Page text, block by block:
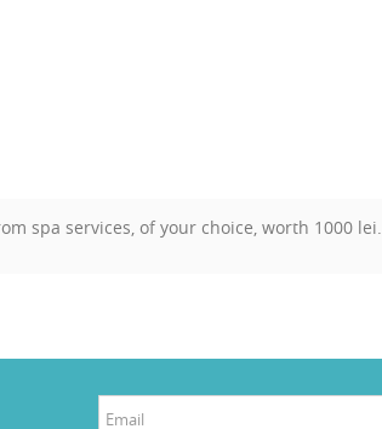
spa services, of your choice, worth 1000 lei.